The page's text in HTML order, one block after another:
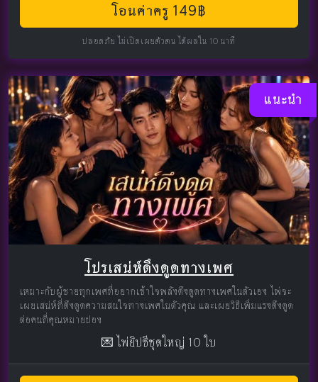
โอนค่าครู 149฿
ปลอดภัย ไม่เปิดเผยตัวตน ได้ผลใน 10 นาที
แนะนำ
โปรเสน่ห์ดึงดูดทางเพศ
เหมาะกับผู้ชายทุกเพศที่อยากเข้าใจพลังดึงดูดทางเพศในตัวเอง ไพ่จะ
เผยเสน่ห์ที่ดึงดูดความสนใจทางเพศในตัวคุณ และเผยวิธีเพิ่มแรงดึงดูด
ต่อคนที่คุณหมายปอง
💌 ไพ่ยิปซีชุดใหญ่ 10 ใบ